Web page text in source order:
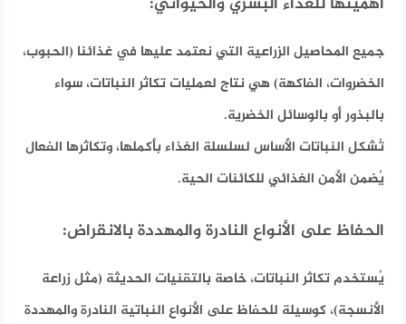
جميع المحاصيل الزراعية التي نعتمد عليها في غذائنا (الحبوب،
الخضروات، الفاكهة) هي نتاج لعمليات تكاثر النباتات، سواء
بالبذور أو بالوسائل الخضرية.
تُشكل النباتات الأساس لسلسلة الغذاء بأكملها، وتكاثرها الفعال
يُضمن الأمن الغذائي للكائنات الحية.
الحفاظ على الأنواع النادرة والمهددة بالانقراض:
يُستخدم تكاثر النباتات، خاصة بالتقنيات الحديثة (مثل زراعة
الأنسجة)، كوسيلة للحفاظ على الأنواع النباتية النادرة والمهددة